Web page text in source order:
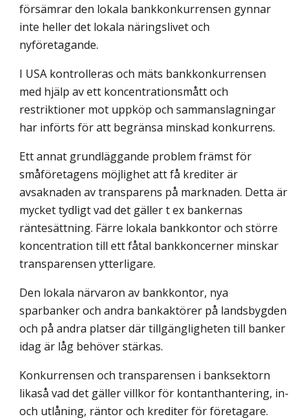
försämrar den lokala bankkonkurrensen gynnar
inte heller det lokala näringslivet och
nyföretagande.
I USA kontrolleras och mäts bankkonkurrensen
med hjälp av ett koncentrationsmått och
restriktioner mot uppköp och sammanslagningar
har införts för att begränsa minskad konkurrens.
Ett annat grundläggande problem främst för
småföretagens möjlighet att få krediter är
avsaknaden av transparens på marknaden. Detta är
mycket tydligt vad det gäller t ex bankernas
räntesättning. Färre lokala bankkontor och större
koncentration till ett fåtal bankkoncerner minskar
transparensen ytterligare.
Den lokala närvaron av bankkontor, nya
sparbanker och andra bankaktörer på landsbygden
och på andra platser där tillgängligheten till banker
idag är låg behöver stärkas.
Konkurrensen och transparensen i banksektorn
likaså vad det gäller villkor för kontanthantering, in-
och utlåning, räntor och krediter för företagare.